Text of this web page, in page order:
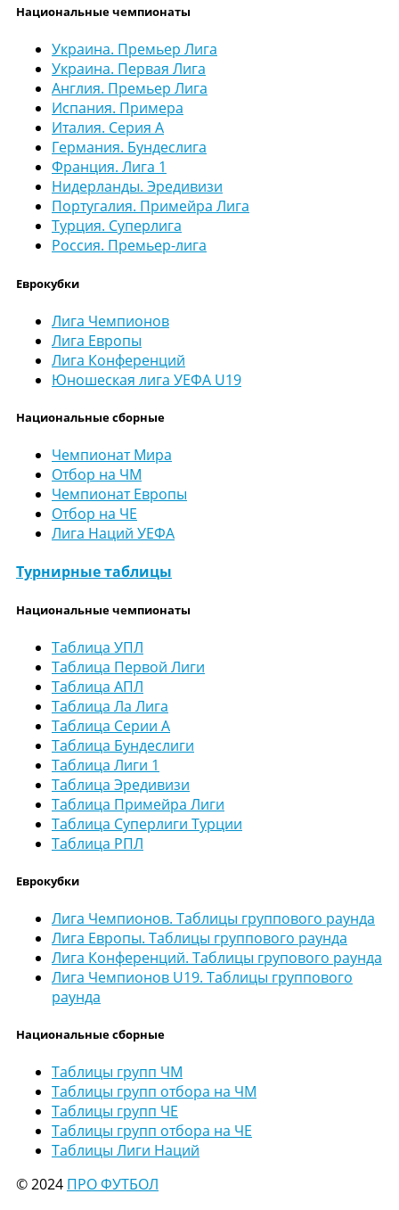
Национальные чемпионаты
Украина. Премьер Лига
Украина. Первая Лига
Англия. Премьер Лига
Испания. Примера
Италия. Серия А
Германия. Бундеслига
Франция. Лига 1
Нидерланды. Эредивизи
Португалия. Примейра Лига
Турция. Суперлига
Россия. Премьер-лига
Еврокубки
Лига Чемпионов
Лига Европы
Лига Конференций
Юношеская лига УЕФА U19
Национальные сборные
Чемпионат Мира
Отбор на ЧМ
Чемпионат Европы
Отбор на ЧЕ
Лига Наций УЕФА
Турнирные таблицы
Национальные чемпионаты
Таблица УПЛ
Таблица Первой Лиги
Таблица АПЛ
Таблица Ла Лига
Таблица Серии А
Таблица Бундеслиги
Таблица Лиги 1
Таблица Эредивизи
Таблица Примейра Лиги
Таблица Суперлиги Турции
Таблица РПЛ
Еврокубки
Лига Чемпионов. Таблицы группового раунда
Лига Европы. Таблицы группового раунда
Лига Конференций. Таблицы групового раунда
Лига Чемпионов U19. Таблицы группового
раунда
Национальные сборные
Таблицы групп ЧМ
Таблицы групп отбора на ЧМ
Таблицы групп ЧЕ
Таблицы групп отбора на ЧЕ
Таблицы Лиги Наций
© 2024 ПРО ФУТБОЛ